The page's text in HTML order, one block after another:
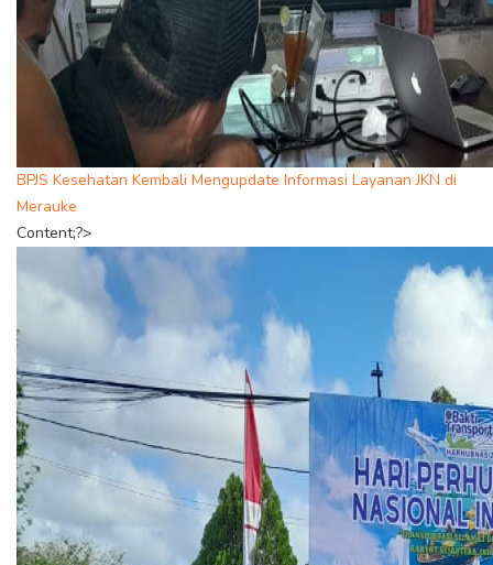
BPJS Kesehatan Kembali Mengupdate Informasi Layanan JKN di
Merauke
Content;?>